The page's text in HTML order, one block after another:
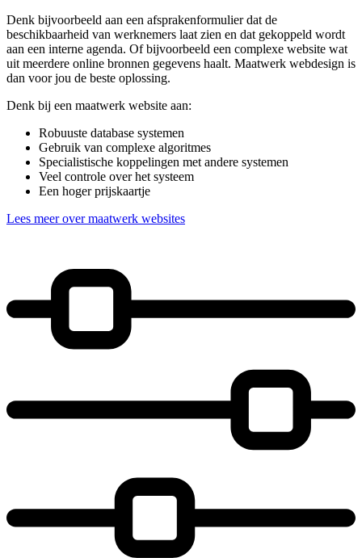
Denk bijvoorbeeld aan een afsprakenformulier dat de
beschikbaarheid van werknemers laat zien en dat gekoppeld wordt
aan een interne agenda. Of bijvoorbeeld een complexe website wat
uit meerdere online bronnen gegevens haalt. Maatwerk webdesign is
dan voor jou de beste oplossing.
Denk bij een maatwerk website aan:
Robuuste database systemen
Gebruik van complexe algoritmes
Specialistische koppelingen met andere systemen
Veel controle over het systeem
Een hoger prijskaartje
Lees meer over maatwerk websites